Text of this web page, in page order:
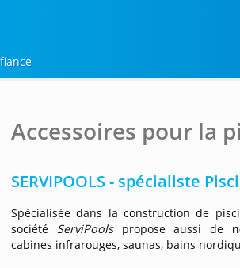
Accessoires pour la
SERVIPOOLS - spécialiste
Spécialisée dans la construction de
société ServiPoolspropose aussi de
cabines infrarouges, saunas, bains